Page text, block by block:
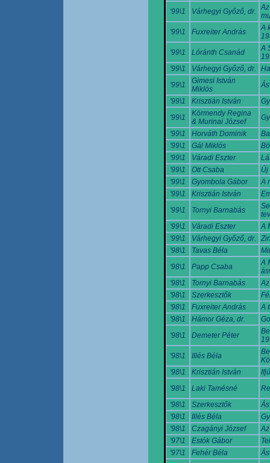
'99\1
Várhegyi Győző, dr.
'99\1
Fuxreiter András
A
'99\1
Lóránth Csanád
A
'99\1
Várhegyi Győző, dr.
'99\1
Gimesi István
Miklós
'99\1
Krisztián István
'99\1
Körmendy Regina
& Murinai József
'99\1
Horváth Dominik
'99\1
Gál Miklós
'99\1
Váradi Eszter
'99\1
Ott Csaba
Új
'99\1
Gyombola Gábor
A
'99\1
Krisztián István
'99\1
Tornyi Barnabás
'99\1
Váradi Eszter
A
'99\1
Várhegyi Győző, dr.
'98\1
Tavas Béla
'98\1
Papp Csaba
A
'98\1
Tornyi Barnabás
'98\1
Szerkesztők
'98\1
Fuxreiter András
A
'98\1
Hámor Géza, dr.
'98\1
Demeter Péter
'98\1
Illés Béla
'98\1
Krisztián István
'98\1
Laki Tamésné
'98\1
Szerkesztők
'98\1
Illés Béla
'98\1
Czagányi József
'97\1
Estók Gábor
'97\1
Fehér Béla